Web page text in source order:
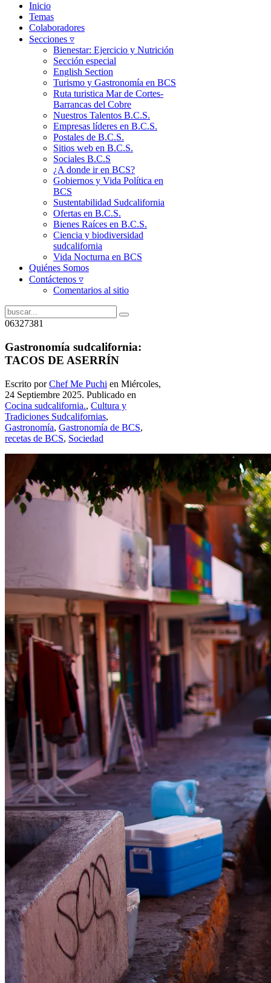
Inicio
Temas
Colaboradores
Secciones ▿
Bienestar: Ejercicio y Nutrición
Sección especial
English Section
Turismo y Gastronomía en BCS
Ruta turistica Mar de Cortes-
Barrancas del Cobre
Nuestros Talentos B.C.S.
Empresas líderes en B.C.S.
Postales de B.C.S.
Sitios web en B.C.S.
Sociales B.C.S
¿A donde ir en BCS?
Gobiernos y Vida Política en
BCS
Sustentabilidad Sudcalifornia
Ofertas en B.C.S.
Bienes Raíces en B.C.S.
Ciencia y biodiversidad
sudcalifornia
Vida Nocturna en BCS
Quiénes Somos
Contáctenos ▿
Comentarios al sitio
06327381
Gastronomía sudcalifornia:
TACOS DE ASERRÍN
Escrito porChef Me Puchi en Miércoles,
24 Septiembre 2025. Publicado en
Cocina sudcalifornia., Cultura y
Tradiciones Sudcalifornias,
Gastronomía, Gastronomía de BCS,
recetas de BCS, Sociedad